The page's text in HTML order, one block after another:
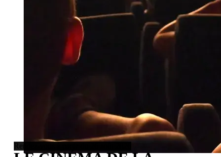
Rendez-vous à partir du 26 août 2026